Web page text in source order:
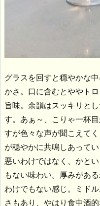
グラスを回すと穏やかな
かさ。口に含むとややト
旨味。余韻はスッキリと
す。あぁ～、こりゃ一杯
すが色々な声が聞こえて
が穏やかに共鳴しあって
悪いわけではなく、かと
もない味わい。厚みがあ
わけでもない感じ。ミド
さもあり、やはり食中酒